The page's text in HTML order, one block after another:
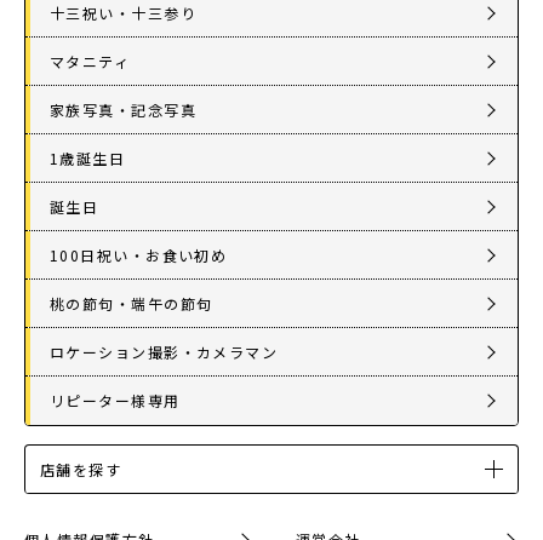
十三祝い・十三参り
マタニティ
家族写真・記念写真
1歳誕生日
誕生日
100日祝い・お食い初め
桃の節句・端午の節句
ロケーション撮影・カメラマン
リピーター様専用
店舗を探す